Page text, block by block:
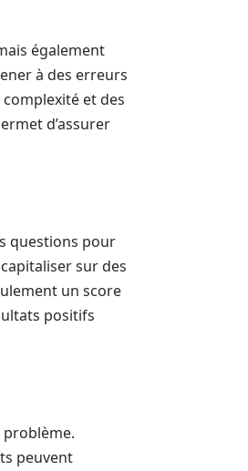
également
à des erreurs
et des
d’assurer
questions pour
sur des
un score
positifs
problème.
peuvent